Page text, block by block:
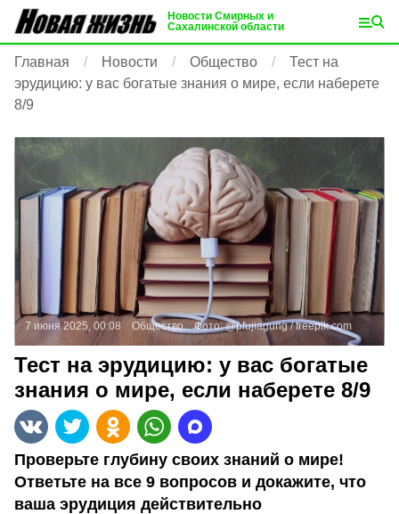
Новости Смирных и
Сахалинской области
Главная Новости Общество
Тест на
эрудицию: у вас богатые знания о мире, если наберете
8/9
7 июня 2025, 00:08 Общество Фото:@pfujiagung /freepik.com
Тест на эрудицию: у вас богатые
знания о мире, если наберете 8/9
Проверьте глубину своих знаний о мире!
Ответьте на все 9 вопросов и докажите, что
ваша эрудиция действительно